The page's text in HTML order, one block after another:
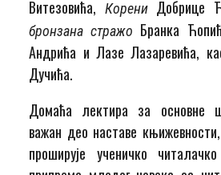
Витезовића, Корени Добрице
бронзана стражо Бранка
Андрића и Лазе Лазаревића,
Дучића.
Домаћа лектира за основне
важан део наставе
проширује ученичко